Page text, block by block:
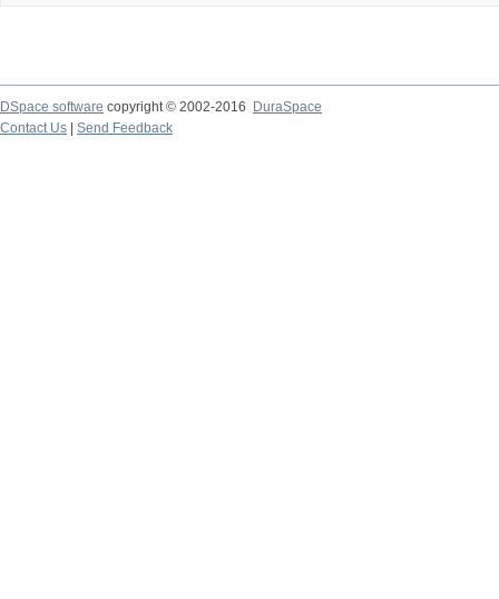
DSpace software copyright © 2002-2016
DuraSpace
Contact Us
Send Feedback